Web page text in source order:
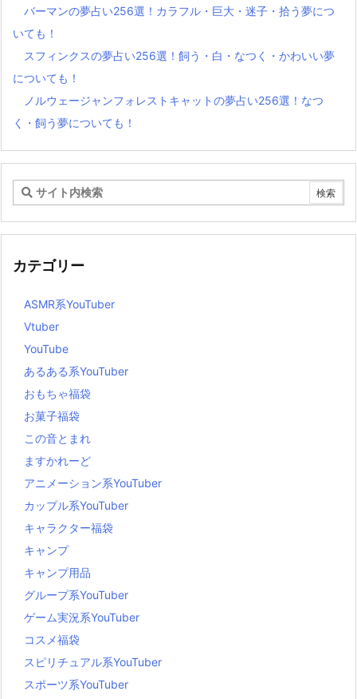
バーマンの夢占い256選！カラフル・巨大・迷子・拾う夢につ
いても！
スフィンクスの夢占い256選！飼う・白・なつく・かわいい夢
についても！
ノルウェージャンフォレストキャットの夢占い256選！なつ
く・飼う夢についても！
カテゴリー
ASMR系YouTuber
Vtuber
YouTube
あるある系YouTuber
おもちゃ福袋
お菓子福袋
この音とまれ
ますかれーど
アニメーション系YouTuber
カップル系YouTuber
キャラクター福袋
キャンプ
キャンプ用品
グループ系YouTuber
ゲーム実況系YouTuber
コスメ福袋
スピリチュアル系YouTuber
スポーツ系YouTuber